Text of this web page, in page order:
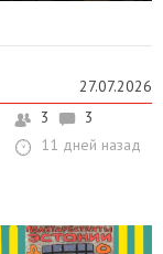
27.07.2026
3
3
11 дней назад